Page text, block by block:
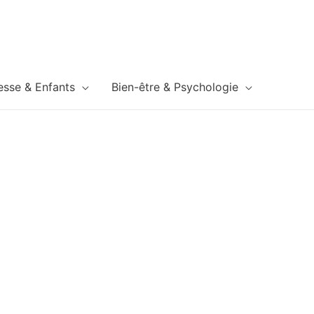
& Enfants Bien-être & Psychologie